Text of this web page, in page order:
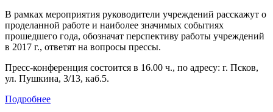
В рамках мероприятия руководители учреждений расскажут о
проделанной работе и наиболее значимых событиях
прошедшего года, обозначат перспективу работы учреждений
в 2017 г., ответят на вопросы прессы.
Пресс-конференция состоится в 16.00 ч., по адресу: г. Псков,
ул. Пушкина, 3/13, каб.5.
Подробнее